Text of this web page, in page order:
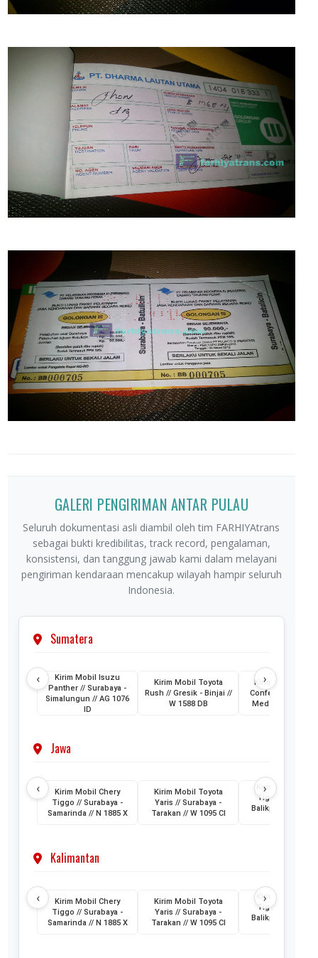
GALERI PENGIRIMAN ANTAR PULAU
Seluruh dokumentasi asli diambil oleh tim FARHIYAtrans
sebagai bukti kredibilitas, track record, pengalaman,
konsistensi, dan tanggung jawab kami dalam melayani
pengiriman kendaraan mencakup wilayah hampir seluruh
Indonesia.
Sumatera
‹
Kirim Mobil Isuzu
Panther // Surabaya -
Simalungun // AG 1076
ID
Kirim Mobil Toyota
Rush // Gresik - Binjai //
W 1588 DB
Kirim Mobil
Confero //
Medan // L 1202
›
Jawa
‹
Kirim Mobil Chery
Tiggo // Surabaya -
Samarinda // N 1885 X
Kirim Mobil Toyota
Yaris // Surabaya -
Tarakan // W 1095 CI
Kirim Mobil
Tiggo // Jakarta
Balikpapan // D
›
Kalimantan
‹
Kirim Mobil Chery
Tiggo // Surabaya -
Samarinda // N 1885 X
Kirim Mobil Toyota
Yaris // Surabaya -
Tarakan // W 1095 CI
Kirim Mobil
Tiggo // Jakarta
Balikpapan // D
›